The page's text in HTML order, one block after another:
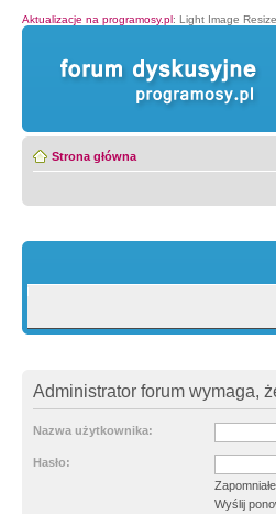
Aktualizacje na programosy.pl: Light Image
Strona główna
Administrator forum wymaga,
Nazwa użytkownika:
Hasło:
Wyślij